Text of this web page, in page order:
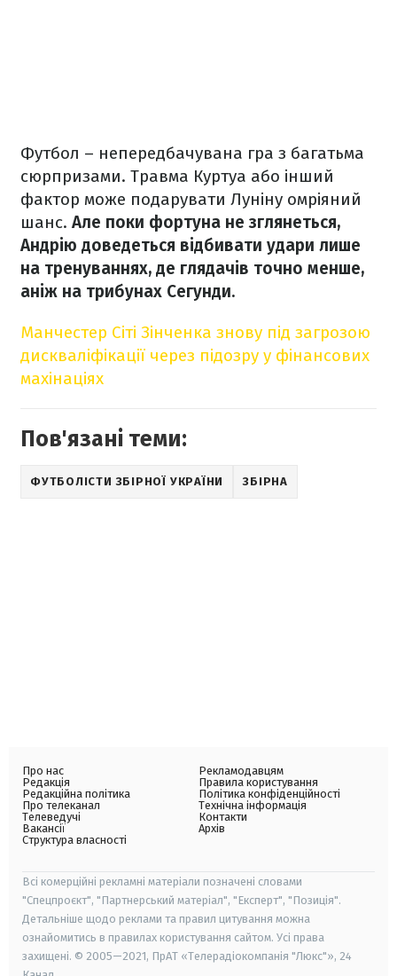
Футбол – непередбачувана гра з багатьма
сюрпризами. Травма Куртуа або інший
фактор може подарувати Луніну омріяний
шанс. Але поки фортуна не зглянеться,
Андрію доведеться відбивати удари лише
на тренуваннях, де глядачів точно менше,
аніж на трибунах Сегунди.
Манчестер Сіті Зінченка знову під загрозою
дискваліфікації через підозру у фінансових
махінаціях
Пов'язані теми:
ФУТБОЛІСТИ ЗБІРНОЇ УКРАЇНИ ЗБІРНА
Про нас
Редакція
Редакційна політика
Про телеканал
Телеведучі
Вакансії
Структура власності
Рекламодавцям
Правила користування
Політика конфіденційності
Технічна інформація
Контакти
Архів
Всі комерційні рекламні матеріали позначені словами
"Спецпроєкт", "Партнерський матеріал", "Експерт", "Позиція".
Детальніше щодо реклами та правил цитування можна
ознайомитись в правилах користування сайтом. Усі права
захищені. © 2005—2021, ПрАТ «Телерадіокомпанія "Люкс"», 24